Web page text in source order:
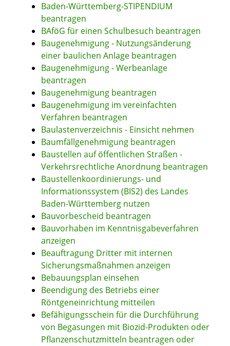
Baden-Württemberg-STIPENDIUM
beantragen
BAföG für einen Schulbesuch beantragen
Baugenehmigung - Nutzungsänderung
einer baulichen Anlage beantragen
Baugenehmigung - Werbeanlage
beantragen
Baugenehmigung beantragen
Baugenehmigung im vereinfachten
Verfahren beantragen
Baulastenverzeichnis - Einsicht nehmen
Baumfällgenehmigung beantragen
Baustellen auf öffentlichen Straßen -
Verkehrsrechtliche Anordnung beantragen
Baustellenkoordinierungs- und
Informationssystem (BIS2) des Landes
Baden-Württemberg nutzen
Bauvorbescheid beantragen
Bauvorhaben im Kenntnisgabeverfahren
anzeigen
Beauftragung Dritter mit internen
Sicherungsmaßnahmen anzeigen
Bebauungsplan einsehen
Beendigung des Betriebs einer
Röntgeneinrichtung mitteilen
Befähigungsschein für die Durchführung
von Begasungen mit Biozid-Produkten oder
Pflanzenschutzmitteln beantragen oder